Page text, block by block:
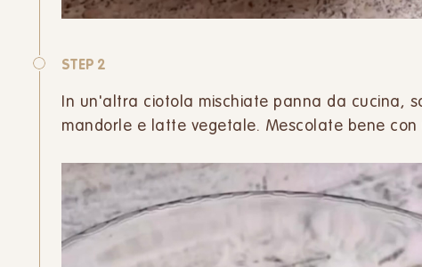
STEP 2
In un'altra ciotola mischiate panna da cucina,
mandorle e latte vegetale. Mescolate bene con